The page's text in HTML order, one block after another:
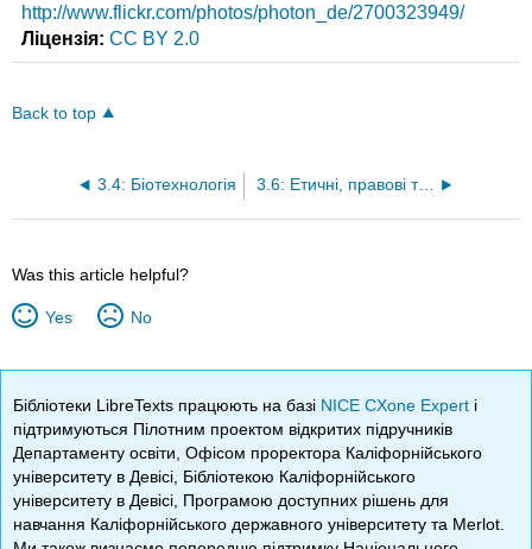
http://www.flickr.com/photos/photon_de/2700323949/
Ліцензія: CC BY 2.0
Back to top
3.4: Біотехнологія 3.6: Етичні, правові та соціальні проблеми в біотехнології (ELSI)
Was this article helpful?
Yes No
Бібліотеки LibreTexts працюють на базі NICE CXone Expert і
підтримуються Пілотним проектом відкритих підручників
Департаменту освіти, Офісом проректора Каліфорнійського
університету в Девісі, Бібліотекою Каліфорнійського
університету в Девісі, Програмою доступних рішень для
навчання Каліфорнійського державного університету та Merlot.